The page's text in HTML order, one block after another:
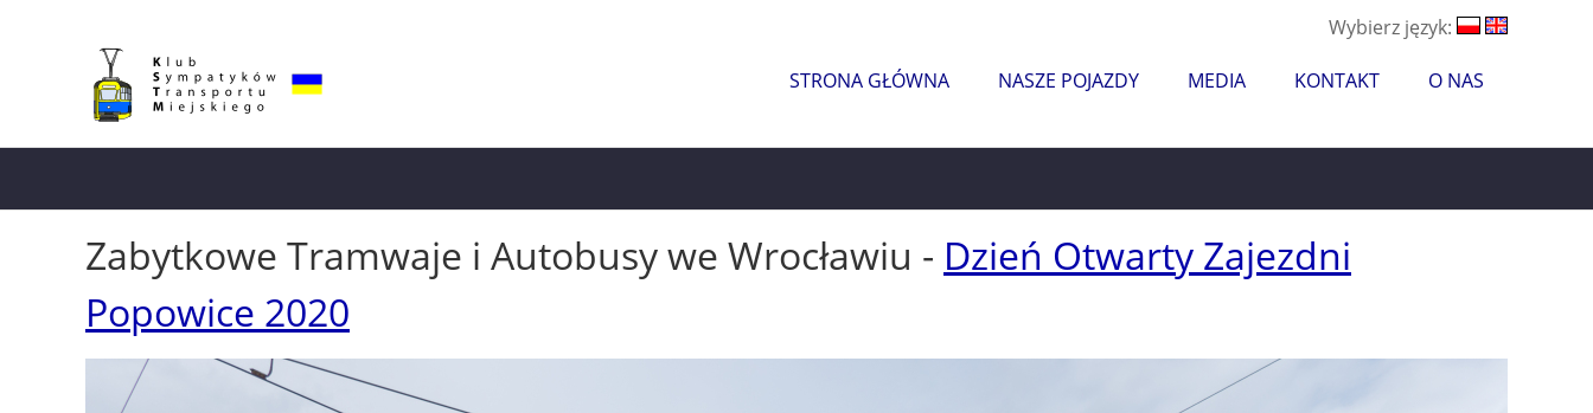
Wybierz język:
STRONA GŁÓWNA NASZE POJAZDY MEDIA KONTAKT O NAS
Zabytkowe Tramwaje i Autobusy we Wrocławiu - Dzień Otwarty Zajezdni
Popowice 2020